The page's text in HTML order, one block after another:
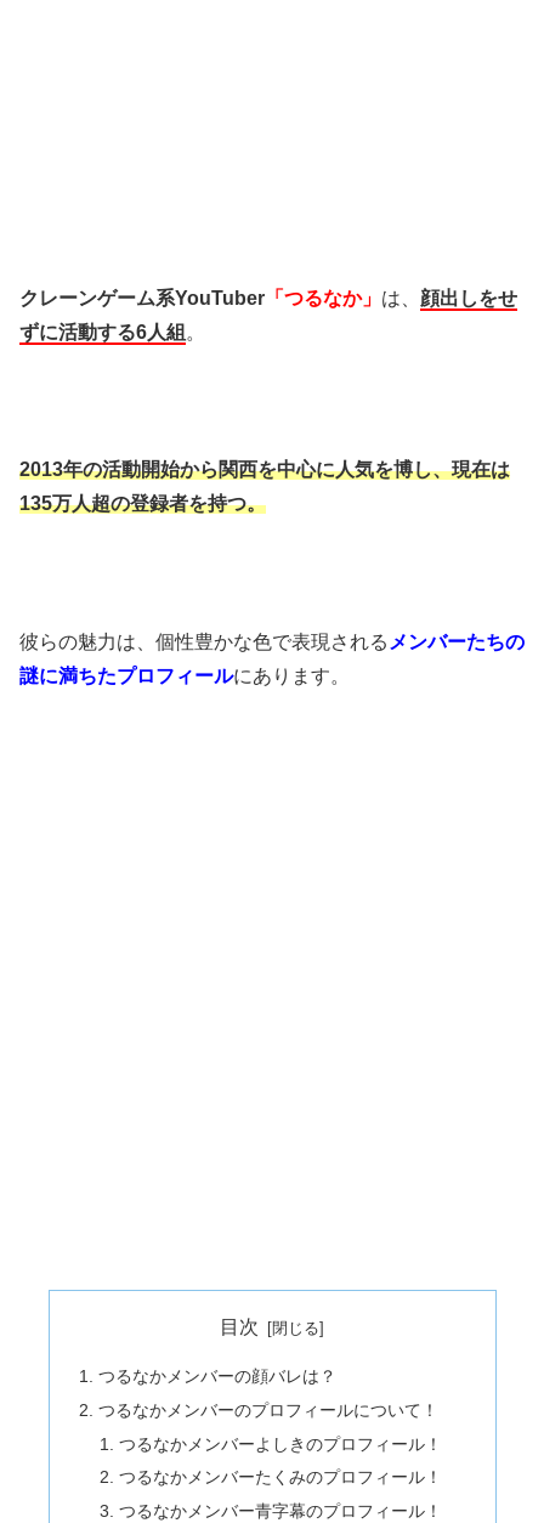
クレーンゲーム系YouTuber 「つるなか」 は、 顔出しをせ
ずに活動する6人組 。
2013年の活動開始から関西を中心に人気を博し、現在は
135万人超の登録者を持つ。
彼らの魅力は、個性豊かな色で表現される メンバーたちの
謎に満ちたプロフィールにあります。
目次
つるなかメンバーの顔バレは？
つるなかメンバーのプロフィールについて！
つるなかメンバーよしきのプロフィール！
つるなかメンバーたくみのプロフィール！
つるなかメンバー青字幕のプロフィール！